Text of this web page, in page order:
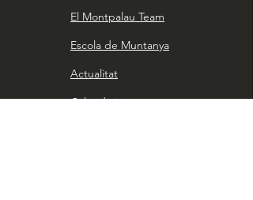
El Montpalau Team
Escola de Muntanya
Actualitat
Calendari